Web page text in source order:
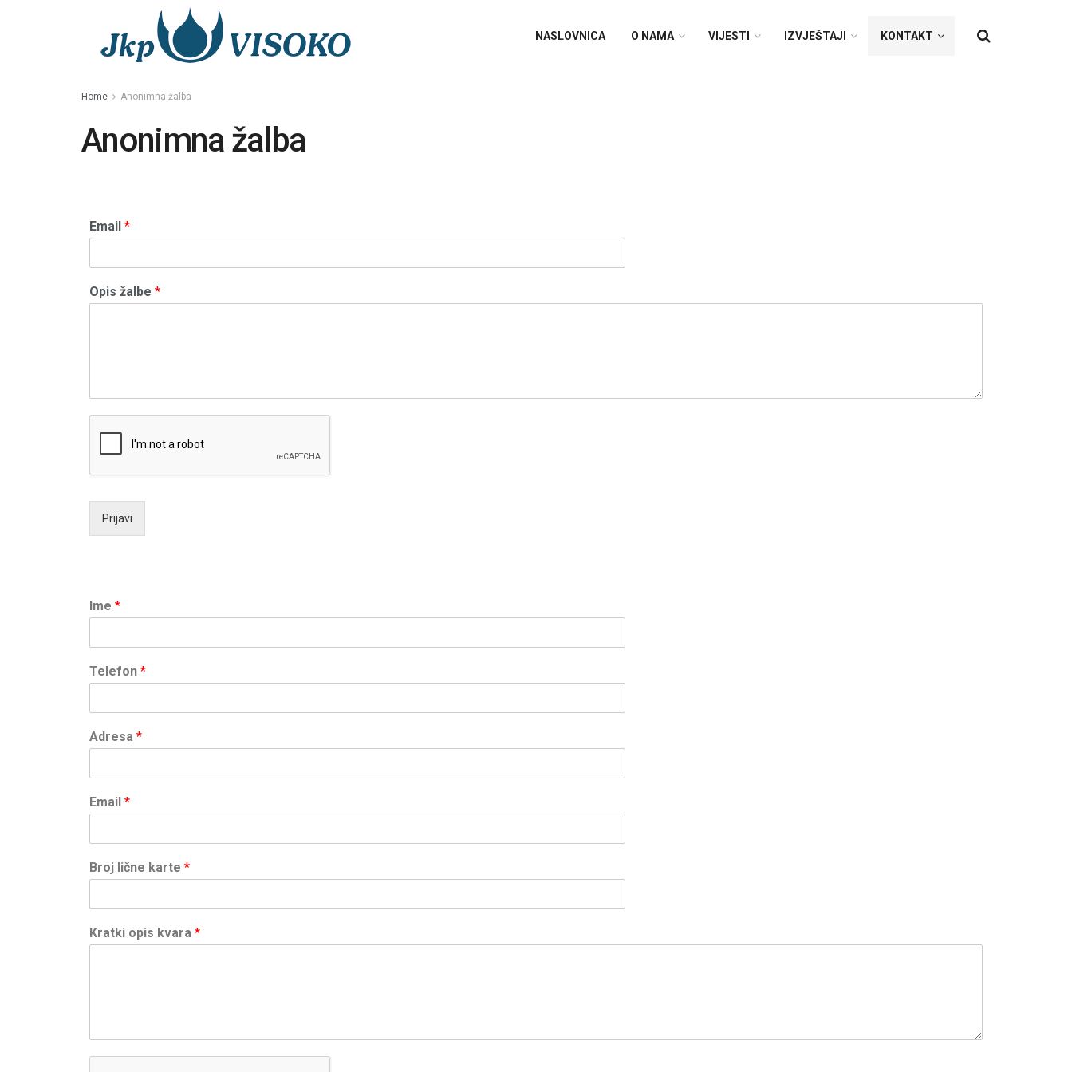
NASLOVNICA O NAMA VIJESTI IZVJEŠTAJI KONTAKT
Home Anonimna žalba
Anonimna žalba
Email *
Opis žalbe *
Prijavi
Ime *
Telefon *
Adresa *
Email *
Broj lične karte *
Kratki opis kvara *